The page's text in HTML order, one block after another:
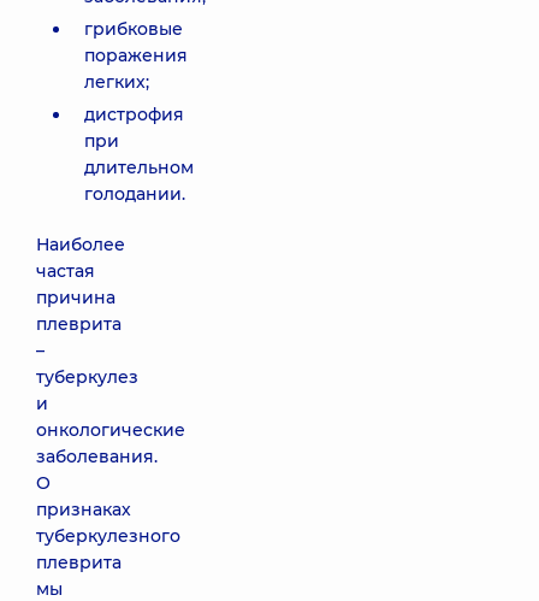
грибковые
поражения
легких;
дистрофия
при
длительном
голодании.
Наиболее
частая
причина
плеврита
–
туберкулез
и
онкологические
заболевания.
О
признаках
туберкулезного
плеврита
мы